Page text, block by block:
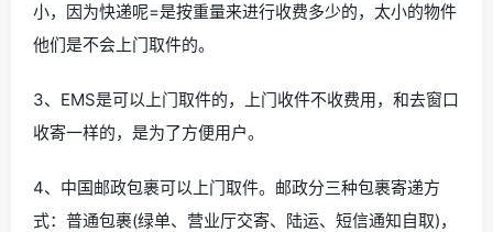
小，因为快递呢=是按重量来进行收费多少的，太小的物件
他们是不会上门取件的。
3、EMS是可以上门取件的，上门收件不收费用，和去窗口
收寄一样的，是为了方便用户。
4、中国邮政包裹可以上门取件。邮政分三种包裹寄递方
式：普通包裹(绿单、营业厅交寄、陆运、短信通知自取)，